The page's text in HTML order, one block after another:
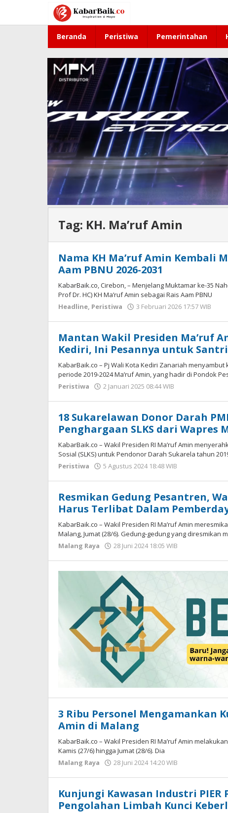
konten
Beranda Peristiwa Pemerintahan
Tag: KH. Ma’ruf Amin
Nama KH Ma’ruf Amin Kembali
Aam PBNU 2026-2031
KabarBaik.co, Cirebon, – Menjelang Muktamar ke-35
Prof Dr. HC) KH Ma’ruf Amin sebagai Rais Aam PBNU
Headline, Peristiwa 3 Februari 2026 17:57 WIB
Mantan Wakil Presiden Ma’ruf
Kediri, Ini Pesannya untuk Santri
KabarBaik.co – Pj Wali Kota Kediri Zanariah
periode 2019-2024 Ma’ruf Amin, yang hadir di Pondok
Peristiwa
2 Januari 2025 08:44 WIB
18 Sukarelawan Donor Darah
Penghargaan SLKS dari Wapres
KabarBaik.co – Wakil Presiden RI Ma’ruf Amin
Sosial (SLKS) untuk Pendonor Darah Sukarela tahun
Peristiwa
5 Agustus 2024 18:48 WIB
Resmikan Gedung Pesantren,
Harus Terlibat Dalam
KabarBaik.co – Wakil Presiden RI Ma’ruf Amin
Malang, Jumat (28/6). Gedung-gedung yang diresmikan
Malang Raya
28 Juni 2024 18:05 WIB
3 Ribu Personel Mengamankan
Amin di Malang
KabarBaik.co – Wakil Presiden RI Ma’ruf Amin
Kamis (27/6) hingga Jumat (28/6). Dia
Malang Raya
28 Juni 2024 14:20 WIB
Kunjungi Kawasan Industri PIER
Pengolahan Limbah Kunci